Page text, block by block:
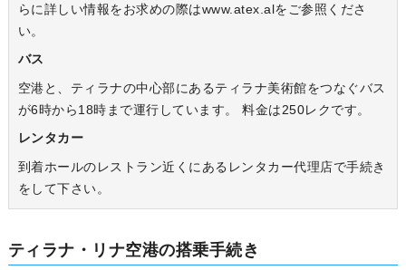
らに詳しい情報をお求めの際はwww.atex.alをご参照くださ
い。
バス
空港と、ティラナの中心部にあるティラナ美術館をつなぐバス
が6時から18時まで運行しています。 料金は250レクです。
レンタカー
到着ホールのレストラン近くにあるレンタカー代理店で手続き
をして下さい。
ティラナ・リナ空港の搭乗手続き